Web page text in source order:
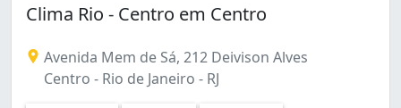
Recreio dos Bandeirantes (1)
Santa Cruz (1)
Santo Cristo (1)
Clima Rio - Centro em Centro
Avenida Mem de Sá, 212 Deivison Alves
Centro - Rio de Janeiro - RJ